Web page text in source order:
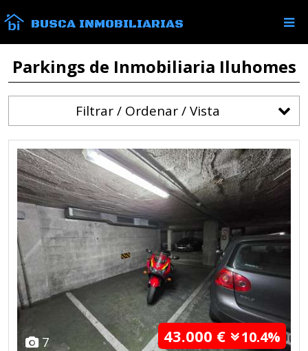
BUSCA INMOBILIARIAS
Parkings de Inmobiliaria Iluhomes
Filtrar / Ordenar / Vista
7 43.000 € 10.4%